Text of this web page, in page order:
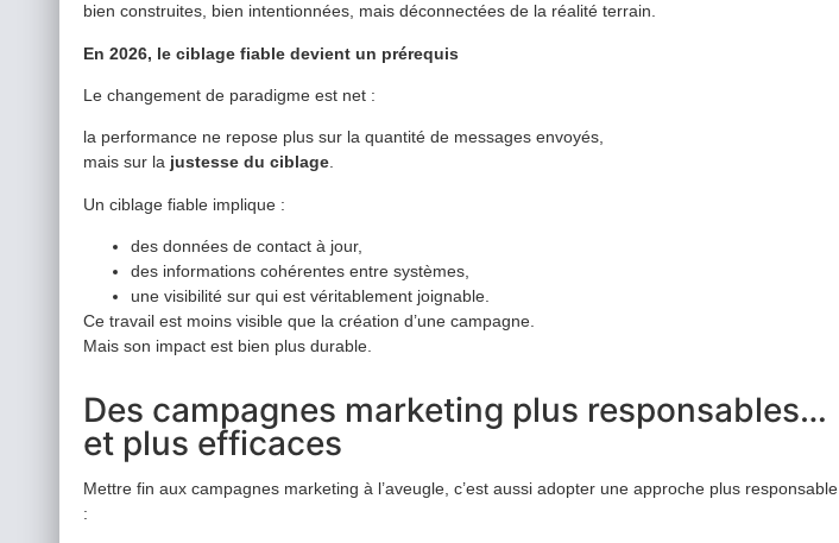
bien construites, bien intentionnées, mais déconnectées de la réalité terrain.
En 2026, le ciblage fiable devient un prérequis
Le changement de paradigme est net :
la performance ne repose plus sur la quantité de messages envoyés,
mais sur la justesse du ciblage.
Un ciblage fiable implique :
des données de contact à jour,
des informations cohérentes entre systèmes,
une visibilité sur qui est véritablement joignable.
Ce travail est moins visible que la création d’une campagne.
Mais son impact est bien plus durable.
Des campagnes marketing plus responsables…
et plus efficaces
Mettre fin aux campagnes marketing à l’aveugle, c’est aussi adopter une approche plus responsable
: